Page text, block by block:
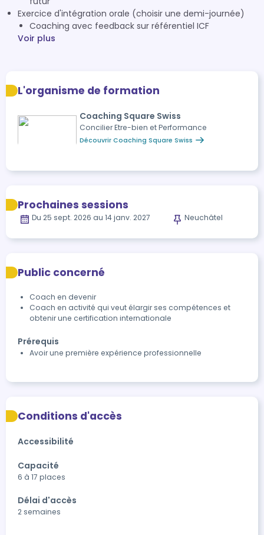
Exercice d'intégration orale (choisir une demi-journée)
Coaching avec feedback sur référentiel ICF
Voir plus
L'organisme de formation
Coaching Square Swiss
Concilier Etre-bien et Performance
Découvrir Coaching Square Swiss
Prochaines sessions
Du 25 sept. 2026 au 14 janv. 2027 Neuchâtel
Public concerné
Coach en devenir
Coach en activité qui veut élargir ses compétences et
obtenir une certification internationale
Prérequis
Avoir une première expérience professionnelle
Conditions d'accès
Accessibilité
Capacité
6 à 17 places
Délai d'accès
2 semaines